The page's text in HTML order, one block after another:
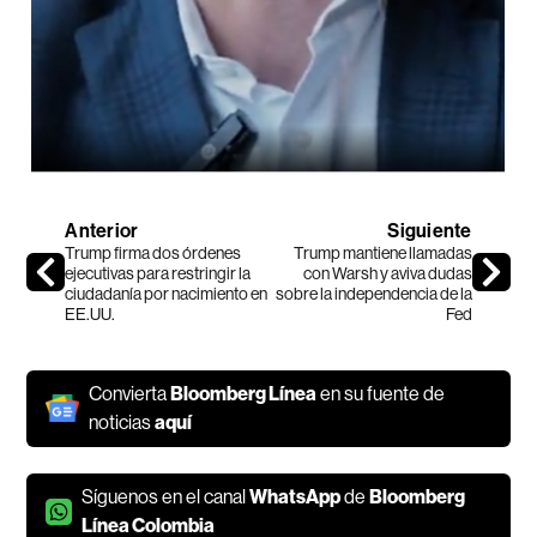
Anterior
Trump firma dos órdenes
ejecutivas para restringir la
ciudadanía por nacimiento en
EE.UU.
Siguiente
Trump mantiene llamadas
con Warsh y aviva dudas
sobre la independencia de la
Fed
ConviertaBloomberg Línea en su fuente de
noticiasaquí
Síguenos en el canalWhatsAppdeBloomberg
Línea Colombia